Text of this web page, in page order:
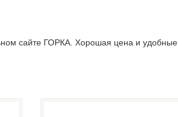
сайте ГОРКА. Хорошая цена и удобные